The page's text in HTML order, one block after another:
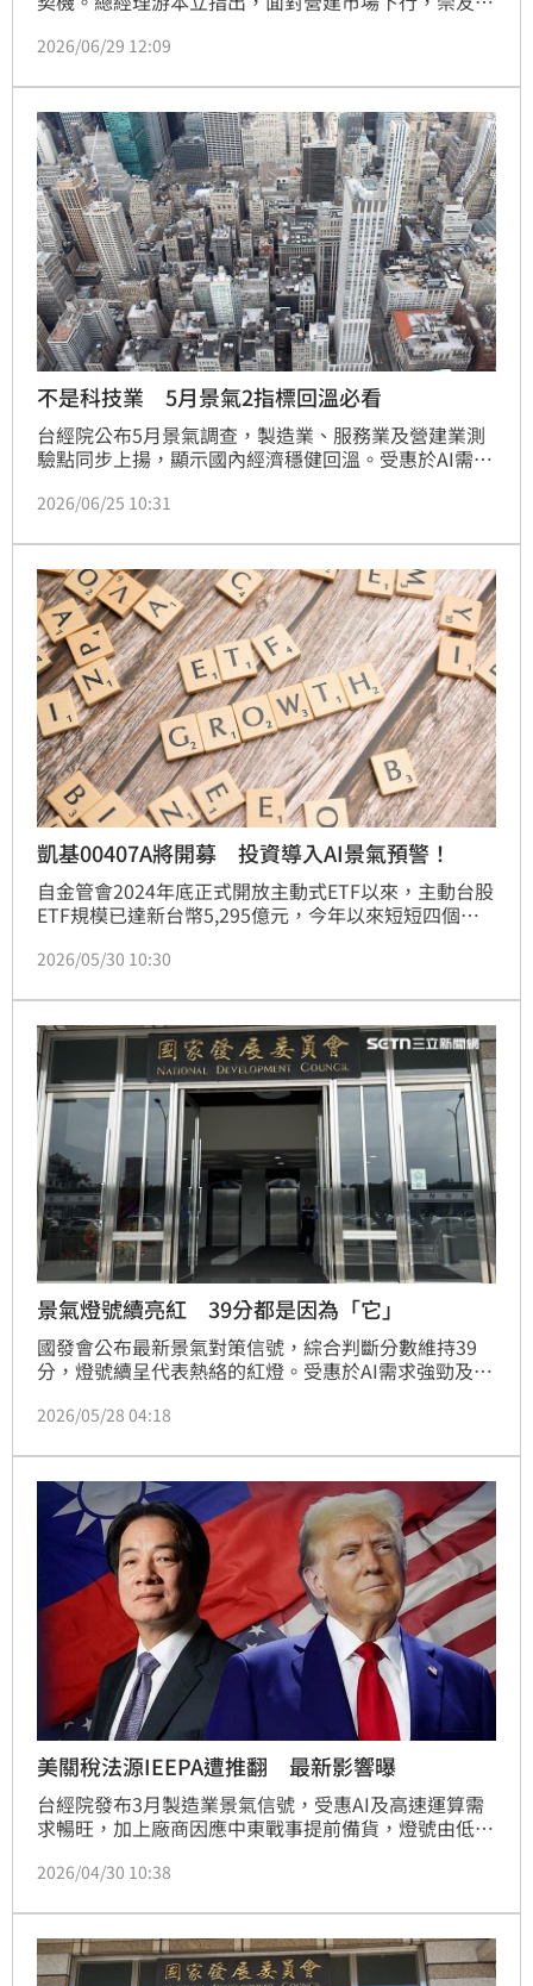
流護城河。目前手握近百億訂單，並觀察到科技業總部
動產轉向細緻化經營的趨勢下，崇友透過技術升級與智
慧化系統，在淡季中展現強大韌性，成為房市寒冬中的
獲利隱形冠軍。
2026/06/29 12:09
不是科技業 5月景氣2指標回溫必看
台經院公布5月景氣調查，製造業、服務業及營建業測
驗點同步上揚，顯示國內經濟穩健回溫。受惠於AI需求
局勢緩和亦降低能源供應風險。服務業在AI題材帶動股
雖房市因新青安政策帶動交易量回升，但在信用管制
下，未來半年預計呈現量縮價穩格局，整體產業景氣多
持正面看法。
2026/06/25 10:31
凱基00407A將開募 投資導入AI景氣預警！
自金管會2024年底正式開放主動式ETF以來，主動台股
ETF規模已達新台幣5,295億元，今年以來短短四個月
一斑。截至5月中下旬，包含已發行、正在募集，及獲
募集的凱基台灣主動式ETF基金（以下簡稱主動凱基台
灣（00407A））不僅有不配息再投入機制，更有「主
動選股+科學導航」雙引擎，成為投資人在台股多頭格
局下，追求超額報酬*機會的新選擇。
2026/05/30 10:30
景氣燈號續亮紅 39分都是因為「它」
國發會公布最新景氣對策信號，綜合判斷分數維持39
分，燈號續呈代表熱絡的紅燈。受惠於AI需求強勁及半
雙上揚，顯示國內經濟動能穩健。展望未來，全球算力
高帶來的財富效果而活絡。然而，仍須密切關注中東局
勢、全球通膨及美國關稅政策等不確定因素對我國景氣
的潛在影響。
2026/05/28 04:18
美關稅法源IEEPA遭推翻 最新影響曝
台經院發布3月製造業景氣信號，受惠AI及高速運算需
求暢旺，加上廠商因應中東戰事提前備貨，燈號由低迷
產品表現尤為強勁，轉亮繁榮紅燈；化學製品業亦回
航運成本，但在AI投資動能延續與政府穩物價措施下，
景氣仍具支撐。後續需密切關注美中貿易政策及終端市
場變化對製造業的衝擊。
2026/04/30 10:38